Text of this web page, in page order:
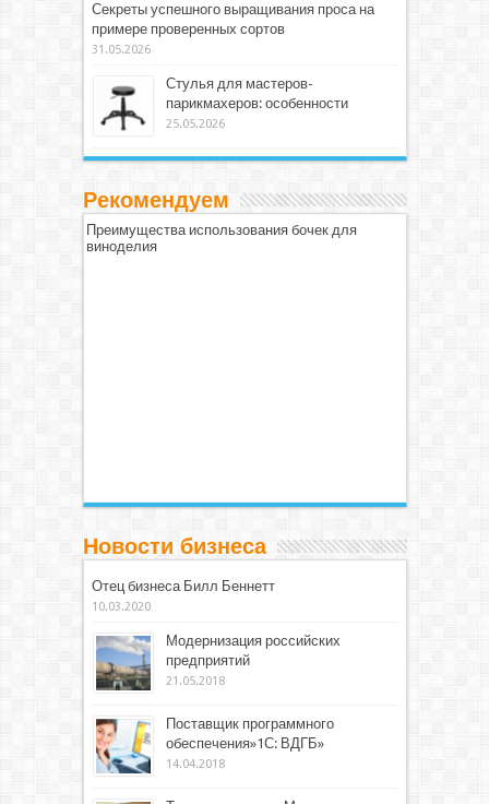
Секреты успешного выращивания проса на
примере проверенных сортов
31.05.2026
Стулья для мастеров-
парикмахеров: особенности
25.05.2026
Рекомендуем
Преимущества использования бочек для
виноделия
Новости бизнеса
Отец бизнеса Билл Беннетт
10.03.2020
Модернизация российских
предприятий
21.05.2018
Поставщик программного
обеспечения»1С: ВДГБ»
14.04.2018